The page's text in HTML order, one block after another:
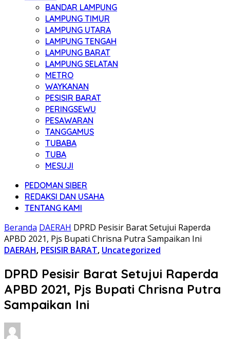
BANDAR LAMPUNG
LAMPUNG TIMUR
LAMPUNG UTARA
LAMPUNG TENGAH
LAMPUNG BARAT
LAMPUNG SELATAN
METRO
WAYKANAN
PESISIR BARAT
PERINGSEWU
PESAWARAN
TANGGAMUS
TUBABA
TUBA
MESUJI
PEDOMAN SIBER
REDAKSI DAN USAHA
TENTANG KAMI
Beranda DAERAH DPRD Pesisir Barat Setujui Raperda
APBD 2021, Pjs Bupati Chrisna Putra Sampaikan Ini
DAERAH, PESISIR BARAT, Uncategorized
DPRD Pesisir Barat Setujui Raperda
APBD 2021, Pjs Bupati Chrisna Putra
Sampaikan Ini